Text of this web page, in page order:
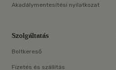
Akadálymentesítési nyilatkozat
Szolgáltatás
Boltkereső
Fizetés és szállítás